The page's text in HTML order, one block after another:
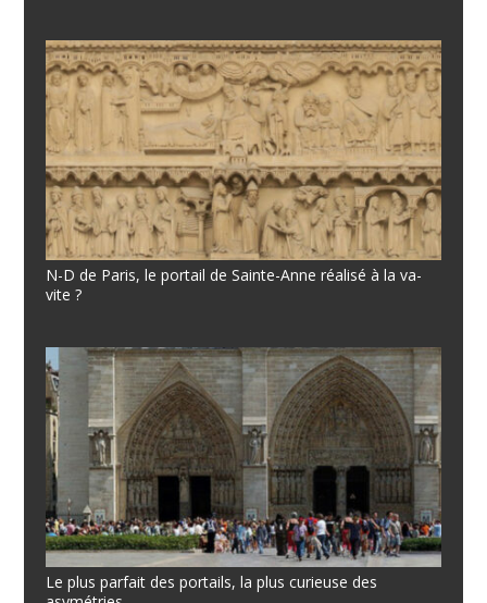
N-D de Paris, le portail de Sainte-Anne réalisé à la va-
vite ?
Le plus parfait des portails, la plus curieuse des